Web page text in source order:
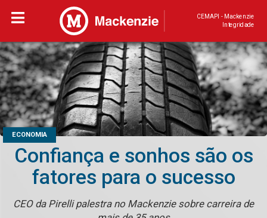
CEMAPI - Mackenzie
Integridade
ECONOMIA
Confiança e sonhos são os
fatores para o sucesso
CEO da Pirelli palestra no Mackenzie sobre carreira de